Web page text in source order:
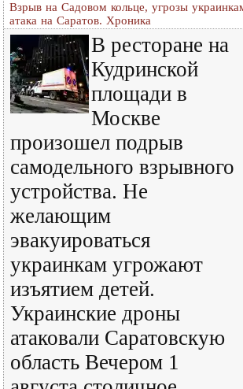
Взрыв на Садовом кольце, угрозы
атака на Саратов. Хроника
В ресторане на
Кудринской
площади в
Москве
произошел подрыв
самодельного взрывного
устройства. Не
желающим
эвакуироваться
украинкам угрожают
изъятием детей.
Украинские дроны
атаковали Саратовскую
область Вечером 1